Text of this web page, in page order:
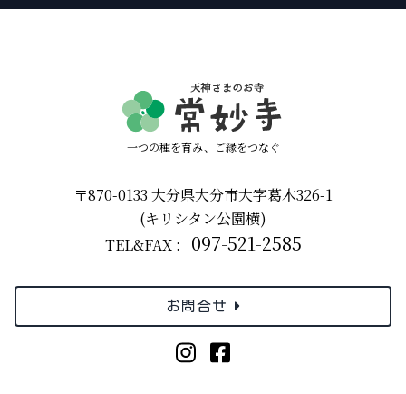
一つの種を育み、ご縁をつなぐ
〒870-0133 大分県大分市大字葛木326-1
(キリシタン公園横)
TEL&FAX :
097-521-2585
お問合せ